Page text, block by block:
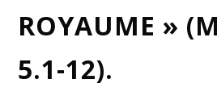
ROYAUME »
5.1-12).